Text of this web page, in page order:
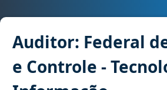
Auditor: Federal
e Controle -